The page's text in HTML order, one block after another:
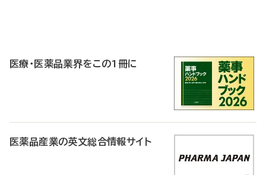
医療・医薬品業界をこの1冊に
医薬品産業の英文総合情報サイト